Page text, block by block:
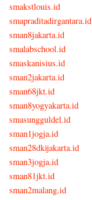
smakstlouis.id
smapraditadirgantara.id
sman8jakarta.id
smalabschool.id
smaskanisius.id
sman2jakarta.id
sman68jkt.id
sman8yogyakarta.id
smasungguldel.id
sman1jogja.id
sman28dkijakarta.id
sman3jogja.id
sman81jkt.id
sman2malang.id